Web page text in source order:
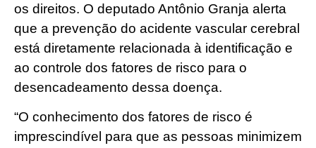
os direitos. O deputado Antônio Granja alerta
que a prevenção do acidente vascular cerebral
está diretamente relacionada à identificação e
ao controle dos fatores de risco para o
desencadeamento dessa doença.
“O conhecimento dos fatores de risco é
imprescindível para que as pessoas minimizem